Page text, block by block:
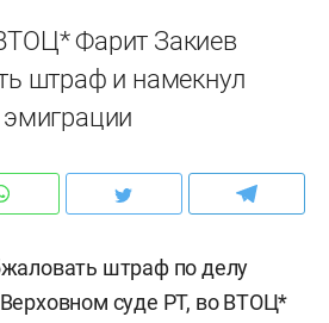
Фарит Закиев
штраф и намекнул
эмиграции
штраф по делу
суде РТ, во ВТОЦ*